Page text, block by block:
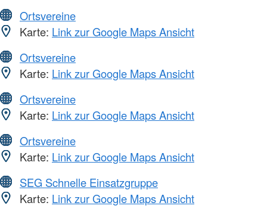
Ortsvereine
Karte: Link zur Google Maps Ansicht
Ortsvereine
Karte: Link zur Google Maps Ansicht
Ortsvereine
Karte: Link zur Google Maps Ansicht
Ortsvereine
Karte: Link zur Google Maps Ansicht
SEG Schnelle Einsatzgruppe
Karte: Link zur Google Maps Ansicht